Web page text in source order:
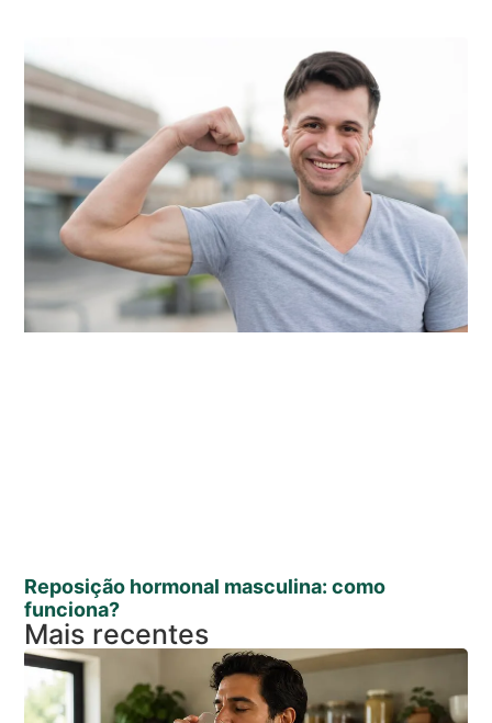
Reposição hormonal masculina: como
funciona?
Mais recentes